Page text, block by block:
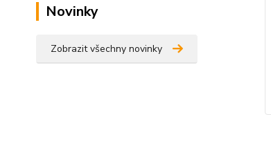
Novinky
Zobrazit všechny novinky